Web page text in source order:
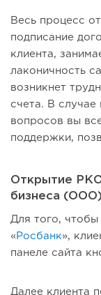
Весь процесс
подписание
клиента,
лаконичность
возникнет
счета. В случае
вопросов вы
поддержки,
Открытие
бизнеса
Для того,
« Росбанк»,
панеле сайта
Далее клиента